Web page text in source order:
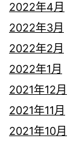
2022年4月
2022年3月
2022年2月
2022年1月
2021年12月
2021年11月
2021年10月